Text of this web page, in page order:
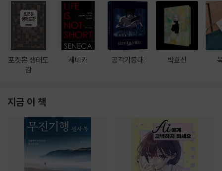
포켓몬 생태도
감
세네카 공각기동대 박효신
지금 이 책